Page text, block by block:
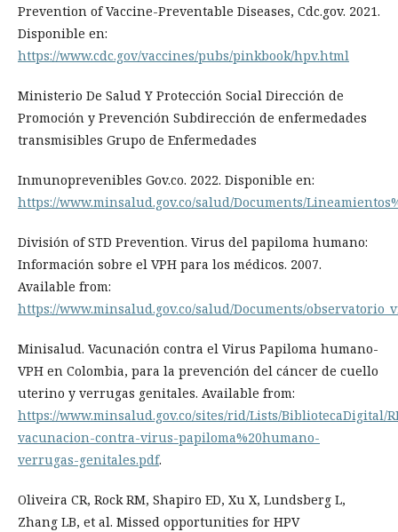
Prevention of Vaccine-Preventable Diseases, Cdc.gov. 2021.
Disponible en:
https://www.cdc.gov/vaccines/pubs/pinkbook/hpv.html
Ministerio De Salud Y Protección Social Dirección de
Promoción y Prevención Subdirección de enfermedades
transmisibles Grupo de Enfermedades
Inmunoprevenibles Gov.co. 2022. Disponible en:
https://www.minsalud.gov.co/salud/Documents/
División of STD Prevention. Virus del papiloma humano:
Información sobre el VPH para los médicos. 2007.
Available from:
https://www.minsalud.gov.co/salud/Documents/
Minisalud. Vacunación contra el Virus Papiloma humano-
VPH en Colombia, para la prevención del cáncer de cuello
uterino y verrugas genitales. Available from:
https://www.minsalud.gov.co/sites/rid/Lists/BibliotecaDigital/
vacunacion-contra-virus-papiloma%20humano-
verrugas-genitales.pdf.
Oliveira CR, Rock RM, Shapiro ED, Xu X, Lundsberg L,
Zhang LB, et al. Missed opportunities for HPV